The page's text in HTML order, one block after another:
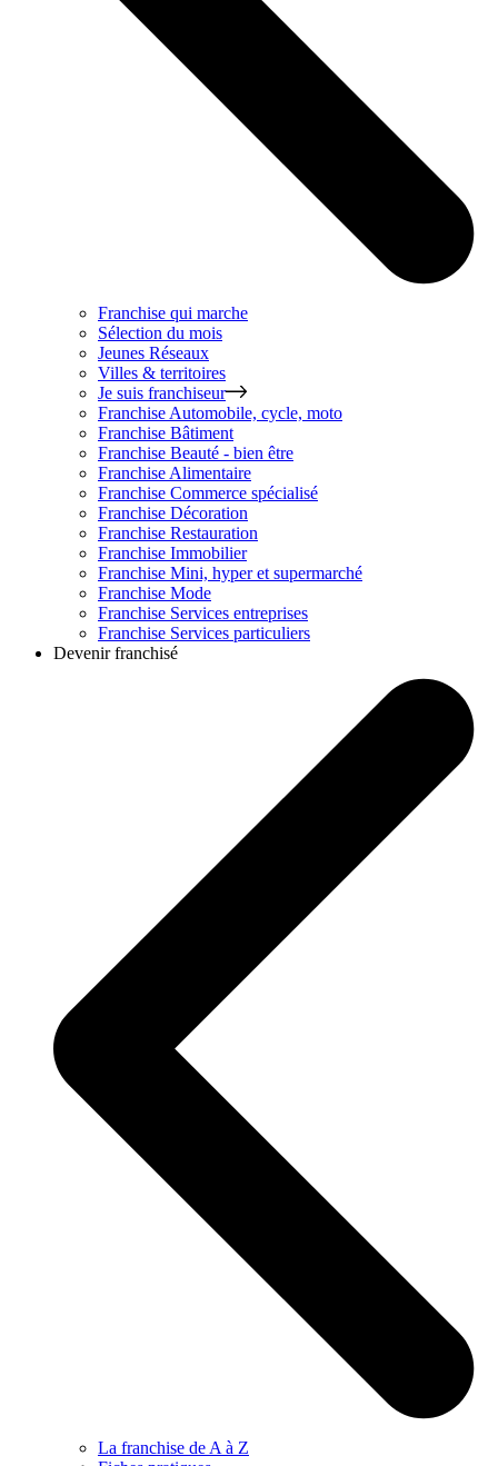
Franchise qui marche
Sélection du mois
Jeunes Réseaux
Villes & territoires
Je suis franchiseur
Franchise Automobile, cycle, moto
Franchise Bâtiment
Franchise Beauté - bien être
Franchise Alimentaire
Franchise Commerce spécialisé
Franchise Décoration
Franchise Restauration
Franchise Immobilier
Franchise Mini, hyper et supermarché
Franchise Mode
Franchise Services entreprises
Franchise Services particuliers
Devenir franchisé
La franchise de A à Z